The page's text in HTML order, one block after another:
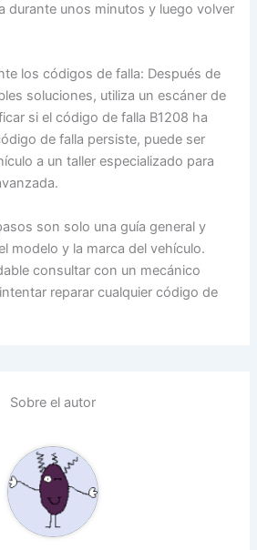
durante unos minutos y luego volver
los códigos de falla: Después de
soluciones, utiliza un escáner de
si el código de falla B1208 ha
de falla persiste, puede ser
a un taller especializado para
son solo una guía general y
modelo y la marca del vehículo.
consultar con un mecánico
reparar cualquier código de
Sobre el autor